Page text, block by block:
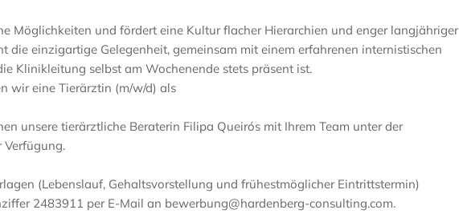
Möglichkeiten und fördert eine Kultur flacher Hierarchien und enger langjähriger
die einzigartige Gelegenheit, gemeinsam mit einem erfahrenen internistischen
Klinikleitung selbst am Wochenende stets präsent ist.
wir eine Tierärztin (m/w/d) als
unsere tierärztliche Beraterin Filipa Queirós mit Ihrem Team unter der
Verfügung.
(Lebenslauf, Gehaltsvorstellung und frühestmöglicher Eintrittstermin)
2483911 per E-Mail an bewerbung@hardenberg-consulting.com.